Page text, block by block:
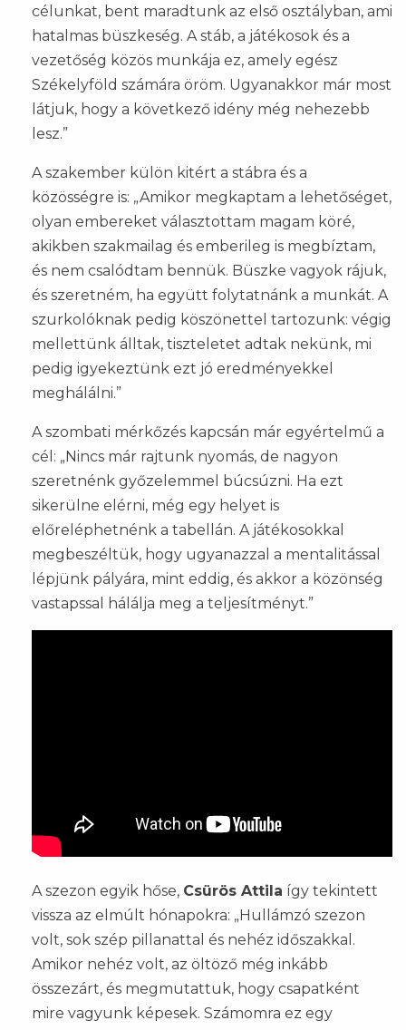
célunkat, bent maradtunk az első osztályban, ami
hatalmas büszkeség. A stáb, a játékosok és a
vezetőség közös munkája ez, amely egész
Székelyföld számára öröm. Ugyanakkor már most
látjuk, hogy a következő idény még nehezebb
lesz.”
A szakember külön kitért a stábra és a
közösségre is: „Amikor megkaptam a lehetőséget,
olyan embereket választottam magam köré,
akikben szakmailag és emberileg is megbíztam,
és nem csalódtam bennük. Büszke vagyok rájuk,
és szeretném, ha együtt folytatnánk a munkát. A
szurkolóknak pedig köszönettel tartozunk: végig
mellettünk álltak, tiszteletet adtak nekünk, mi
pedig igyekeztünk ezt jó eredményekkel
meghálálni.”
A szombati mérkőzés kapcsán már egyértelmű a
cél: „Nincs már rajtunk nyomás, de nagyon
szeretnénk győzelemmel búcsúzni. Ha ezt
sikerülne elérni, még egy helyet is
előreléphetnénk a tabellán. A játékosokkal
megbeszéltük, hogy ugyanazzal a mentalitással
lépjünk pályára, mint eddig, és akkor a közönség
vastapssal hálálja meg a teljesítményt.”
A szezon egyik hőse, Csürös Attila így tekintett
vissza az elmúlt hónapokra: „Hullámzó szezon
volt, sok szép pillanattal és nehéz időszakkal.
Amikor nehéz volt, az öltöző még inkább
összezárt, és megmutattuk, hogy csapatként
mire vagyunk képesek. Számomra ez egy